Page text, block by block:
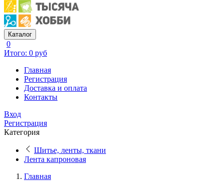
Каталог
0
Итого: 0 руб
Главная
Регистрация
Доставка и оплата
Контакты
Вход
Регистрация
Категория
Шитье, ленты, ткани
Лента капроновая
Главная